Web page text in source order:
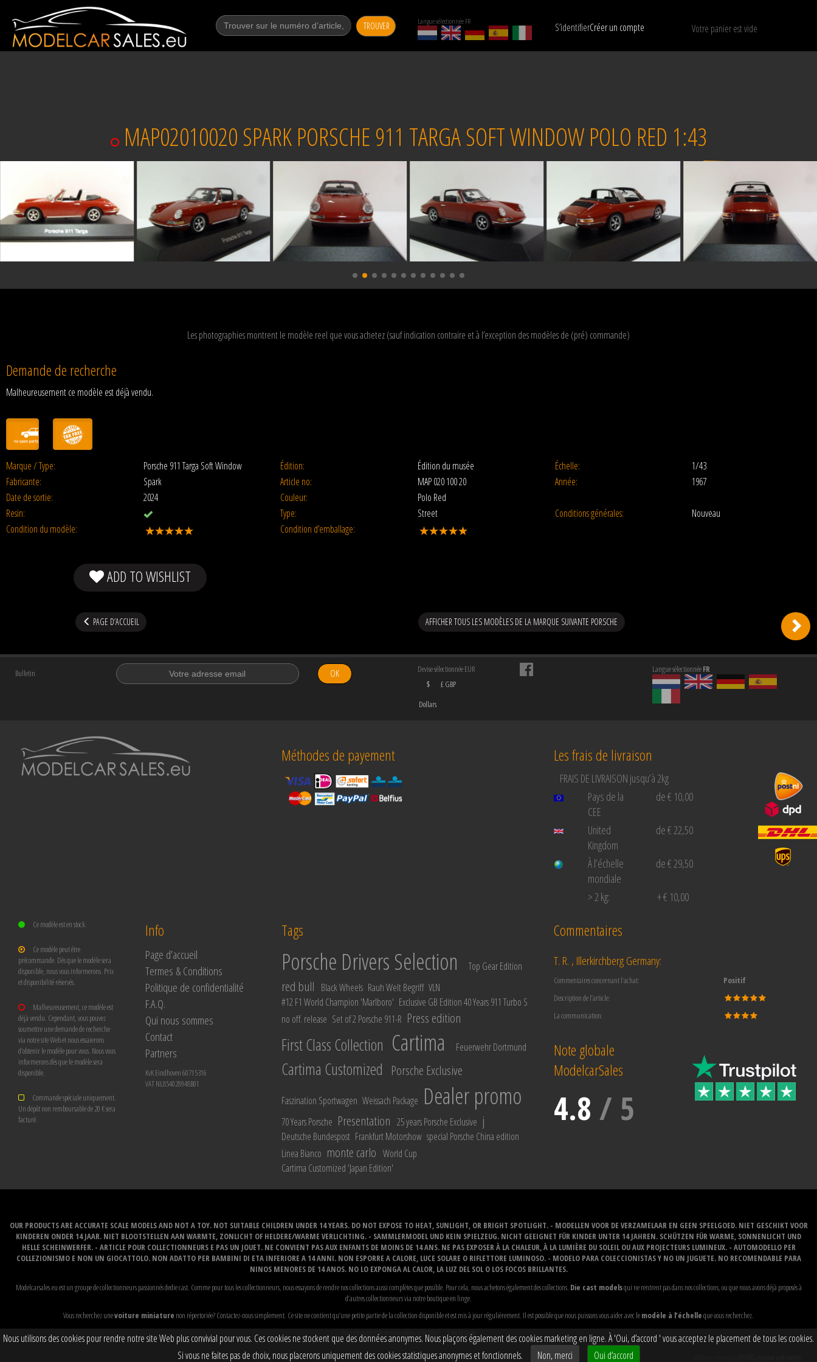
TROUVER Langue sélectionnée FR S’identifierCréer un compte Votre panier est vide
N’afficher que les modèles disponibles
MAP02010020 SPARK PORSCHE 911 TARGA SOFT WINDOW POLO RED 1:43
Vendu
Les photographies montrent le modèle reel que vous achetez (sauf indication contraire et à l’exception des modèles de (pré) commande)
Demande de recherche
Malheureusement ce modèle est déjà vendu.
Marque / Type: Porsche 911 Targa Soft Window Édition: Édition du musée Échelle:
1/43
Fabricante:
Spark Article no: MAP 020 100 20 Année:
1967
Date de sortie:
2024 Couleur:
Polo Red
Resin:
Type: Street Conditions générales:
Nouveau
Condition du modèle:
Condition d’emballage:
ADD TO WISHLIST
PAGE D’ACCUEIL AFFICHER TOUS LES MODÈLES DE LA MARQUE SUIVANTE PORSCHE
Bulletin OK
Devise sélectionnée EUR
$
Dollars
£ GBP
Langue sélectionnéeFR
Méthodes de payement Les frais de livraison
FRAIS DE LIVRAISON jusqu’à 2kg
Pays de la
CEE
de € 10,00
United
Kingdom
de € 22,50
À l’échelle
mondiale
de € 29,50
> 2 kg: + € 10,00
Ce modèle est en stock.
Ce modèle peut être
précommande. Dès que le modèle sera
disponible, nous vous informerons. Prix
et disponibilité réservés.
Malheureusement, ce modèle est
déjà vendu. Cependant, vous pouvez
soumettre une demande de recherche
via notre site Web et nous essaierons
d’obtenir le modèle pour vous. Nous vous
informerons dès que le modèle sera
disponible.
Commande spéciale uniquement.
Undépôt non remboursable de 20 €sera
facturé.
Info
Page d’accueil
Termes & Conditions
Politique de confidentialité
F.A.Q.
Qui nous sommes
Contact
Partners
KvK Eindhoven 60715316
VAT NL854028948B01
Tags
Porsche Drivers Selection Top Gear Edition
red bull Black Wheels Rauh Welt Begriff VLN
#12 F1 World Champion 'Marlboro' Exclusive GB Edition 40 Years 911 Turbo S
no off. release Set of 2 Porsche 911-R Press edition
First Class Collection Cartima Feuerwehr Dortmund
Cartima Customized Porsche Exclusive
Faszination Sportwagen Weissach Package Dealer promo
70 Years Porsche Presentation 25 years Porsche Exclusive j
Deutsche Bundespost Frankfurt Motorshow special Porsche China edition
Linea Bianco monte carlo World Cup
Cartima Customized 'Japan Edition'
Commentaires
T. R. , Illerkirchberg Germany:
Commentaires concernant l‘achat:
Positif
Description de l’article:
La communication:
Note globale
ModelcarSales
4.8 / 5
OUR PRODUCTS ARE ACCURATE SCALE MODELS AND NOT A TOY. NOT SUITABLE CHILDREN UNDER 14 YEARS. DO NOT EXPOSE TO HEAT, SUNLIGHT, OR BRIGHT SPOTLIGHT. - MODELLEN VOOR DE VERZAMELAAR EN GEEN SPEELGOED. NIET GESCHIKT VOOR
KINDEREN ONDER 14 JAAR. NIET BLOOTSTELLEN AAN WARMTE, ZONLICHT OF HELDERE/WARME VERLICHTING. - SAMMLERMODEL UND KEIN SPIELZEUG. NICHT GEEIGNET FÜR KINDER UNTER 14 JAHREN. SCHÜTZEN FÜR WARME, SONNENLICHT UND
HELLE SCHEINWERFER. - ARTICLE POUR COLLECTIONNEURS E PAS UN JOUET. NE CONVIENT PAS AUX ENFANTS DE MOINS DE 14 ANS. NE PAS EXPOSER À LA CHALEUR, À LA LUMIÈRE DU SOLEIL OU AUX PROJECTEURS LUMINEUX. - AUTOMODELLO PER
COLLEZIONISMO E NON UN GIOCATTOLO. NON ADATTO PER BAMBINI DI ETA INFERIORE A 14 ANNI. NON ESPORRE A CALORE, LUCE SOLARE O RIFLETTORE LUMINOSO. - MODELO PARA COLECCIONISTAS Y NO UN JUGUETE. NO RECOMENDABLE PARA
NINOS MENORES DE 14 ANOS. NO LO EXPONGA AL CALOR, LA LUZ DEL SOL O LOS FOCOS BRILLANTES.
Modelcarsales.eu est un groupe de collectionneurs passionnés dedie cast. Comme pour tous les collectionneurs, nous essayons de rendre nos collections aussi complètes que possible. Pour cela, nous achetons également des collections. Die cast modelsqui ne rentrent pas dans nos collections, ou que nous avons déjà proposés à
d’autres collectionneurs via notre boutique en linge.
Vous recherchez unevoiture miniature non répertoriée? Contactez-nous simplement. Ce site ne contient qu’une petite partie de la collection disponible et est mis à jour régulièrement. Il est possible que nous puissons vous aider avec lemodèle à l’échelleque vous recherchez.
Vous envisagez de vendre votre collection?... Lire la suite
Nous utilisons des cookies pour rendre notre site Web plus convivial pour vous. Ces cookies ne stockent que des données anonymes. Nous plaçons également des cookies marketing en ligne. À 'Oui, d’accord ' vous acceptez le placement de tous les cookies.
Si vous ne faites pas de choix, nous placerons uniquement des cookies statistiques anonymes et fonctionnels.
Non, merci Oui d’accord